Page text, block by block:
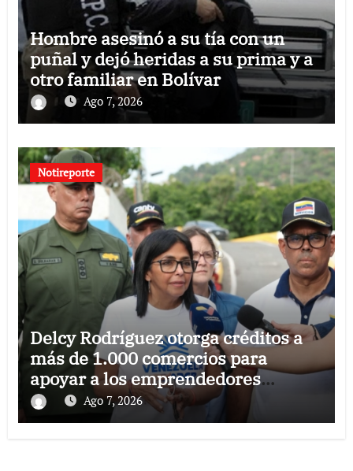
Hombre asesinó a su tía con un
puñal y dejó heridas a su prima y a
otro familiar en Bolívar
Ago 7, 2026
Notireporte
Delcy Rodríguez otorga créditos a
más de 1.000 comercios para
apoyar a los emprendedores
afectados por los terremotos
Ago 7, 2026